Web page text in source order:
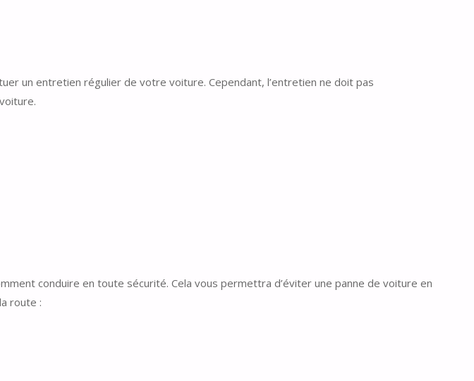
un entretien régulier de votre voiture. Cependant, l’entretien ne doit pas
conduire en toute sécurité. Cela vous permettra d’éviter une panne de voiture en
route :